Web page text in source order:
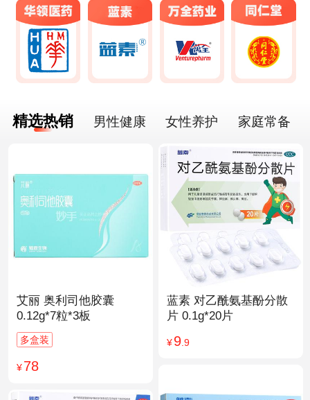
精选热销 男性健康 女性养护 家庭常备
艾丽 奥利司他胶囊
0.12g*7粒*3板
多盒装
¥78
蓝素 对乙酰氨基酚分散
片 0.1g*20片
¥9.9